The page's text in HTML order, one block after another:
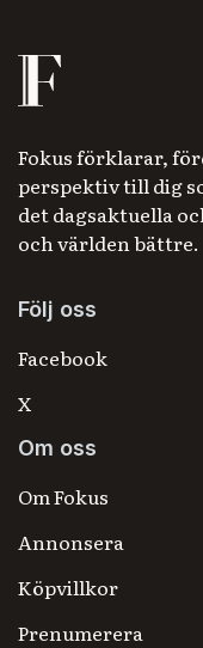
Fokus förklarar,
perspektiv till dig
det dagsaktuella
och världen bättre.
Följ oss
Facebook
X
Om oss
Om Fokus
Annonsera
Köpvillkor
Prenumerera